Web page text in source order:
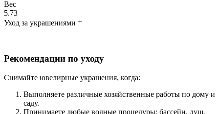
Вес
5.73
Уход за украшениями
Рекомендации по уходу
Снимайте ювелирные украшения, когда:
Выполняете различные хозяйственные работы по дому и
саду.
Принимаете любые водные процедуры: бассейн, душ,